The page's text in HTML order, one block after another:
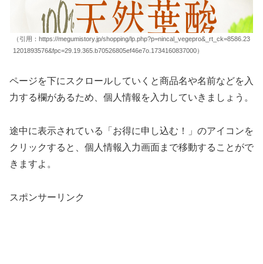
（引用：https://megumistory.jp/shopping/lp.php?p=nincal_vegepro&_rt_ck=8586.23
1201893576&fpc=29.19.365.b70526805ef46e7o.1734160837000）
ページを下にスクロールしていくと商品名や名前などを入
力する欄があるため、個人情報を入力していきましょう。
途中に表示されている「お得に申し込む！」のアイコンを
クリックすると、個人情報入力画面まで移動することがで
きますよ。
スポンサーリンク